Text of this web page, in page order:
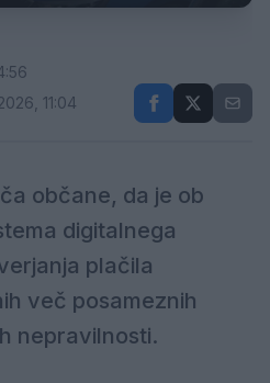
11:04
občane, da je ob
digitalnega
plačila
več posameznih
nepravilnosti.